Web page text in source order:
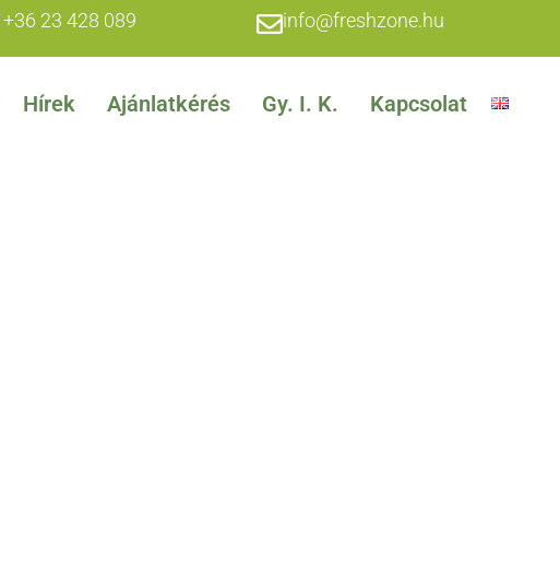
+36 23 428 089 info@freshzone.hu
Hírek Ajánlatkérés Gy. I. K. Kapcsolat